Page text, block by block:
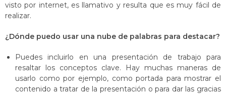
visto por internet, es llamativo y resulta que es muy fácil de
realizar.
¿Dónde puedo usar una nube de palabras para destacar?
Puedes incluirlo en una presentación de trabajo para
resaltar los conceptos clave. Hay muchas maneras de
usarlo como por ejemplo, como portada para mostrar el
contenido a tratar de la presentación o para dar las gracias